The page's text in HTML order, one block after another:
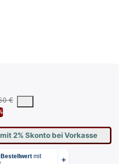
€
oder empfohlene
2% Skonto bei Vorkasse